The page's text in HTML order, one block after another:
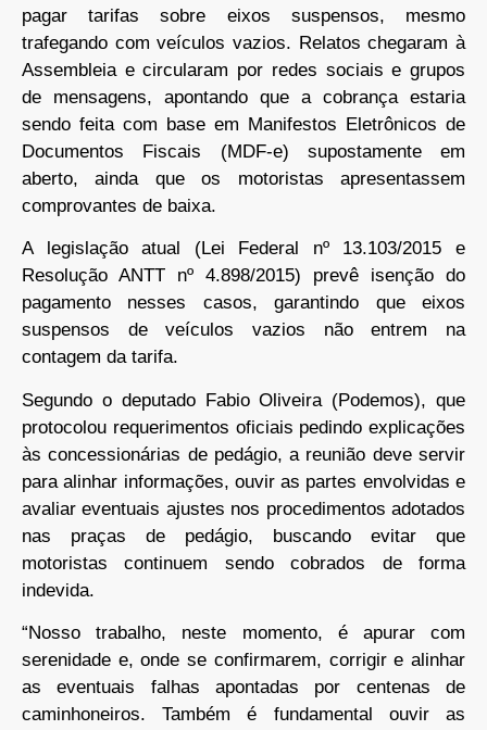
pagar tarifas sobre eixos suspensos, mesmo
trafegando com veículos vazios. Relatos chegaram à
Assembleia e circularam por redes sociais e grupos
de mensagens, apontando que a cobrança estaria
sendo feita com base em Manifestos Eletrônicos de
Documentos Fiscais (MDF-e) supostamente em
aberto, ainda que os motoristas apresentassem
comprovantes de baixa.
A legislação atual (Lei Federal nº 13.103/2015 e
Resolução ANTT nº 4.898/2015) prevê isenção do
pagamento nesses casos, garantindo que eixos
suspensos de veículos vazios não entrem na
contagem da tarifa.
Segundo o deputado Fabio Oliveira (Podemos), que
protocolou requerimentos oficiais pedindo explicações
às concessionárias de pedágio, a reunião deve servir
para alinhar informações, ouvir as partes envolvidas e
avaliar eventuais ajustes nos procedimentos adotados
nas praças de pedágio, buscando evitar que
motoristas continuem sendo cobrados de forma
indevida.
“Nosso trabalho, neste momento, é apurar com
serenidade e, onde se confirmarem, corrigir e alinhar
as eventuais falhas apontadas por centenas de
caminhoneiros. Também é fundamental ouvir as